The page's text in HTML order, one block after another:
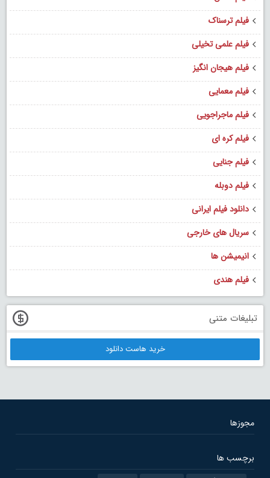
فیلم ترسناک
فیلم علمی تخیلی
فیلم هیجان انگیز
فیلم معمایی
فیلم ماجراجویی
فیلم کره ای
فیلم جنایی
فیلم دوبله
دانلود فیلم ایرانی
سریال های خارجی
انیمیشن ها
فیلم هندی
تبلیغات متنی
خرید هاست دانلود
مجوزها
برچسب ها